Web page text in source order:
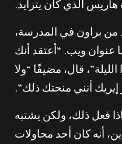
الذي كان يتزايد.
من براون في المدرسة،
عنوان ويب. “أعتقد أنك
قال، مضيفًا “ولا
أنني منحتك ذلك”.
فعل ذلك، ولكن يشتبه
أنه كان أحد محاولات